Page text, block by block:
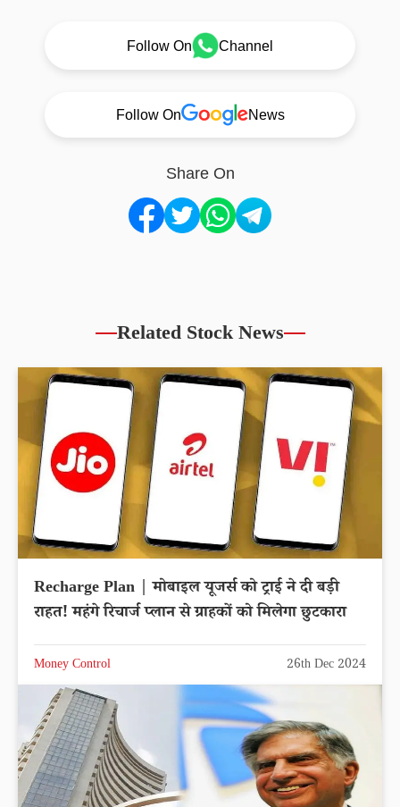
Follow On Channel
Follow On News
Share On
Related Stock News
Recharge Plan | मोबाइल यूजर्स को ट्राई ने दी बड़ी
राहत! महंगे रिचार्ज प्लान से ग्राहकों को मिलेगा छुटकारा
Money Control 26th Dec 2024